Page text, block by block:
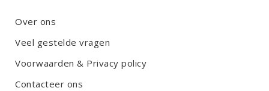
Over ons
Veel gestelde vragen
Voorwaarden & Privacy policy
Contacteer ons